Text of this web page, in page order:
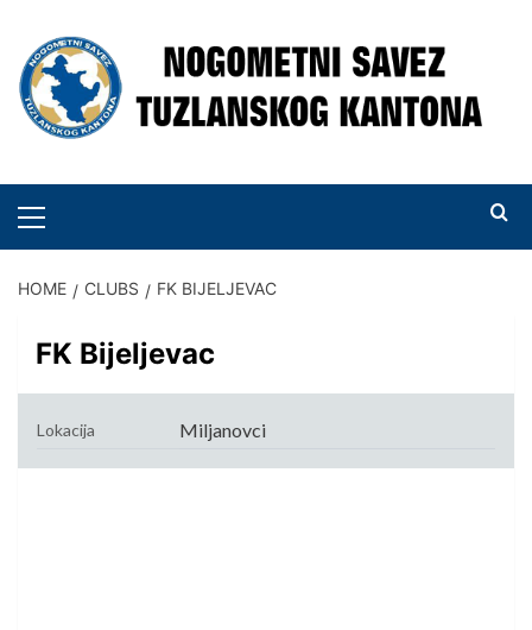
content
MENU
HOME CLUBS FK BIJELJEVAC
FK Bijeljevac
Lokacija Miljanovci